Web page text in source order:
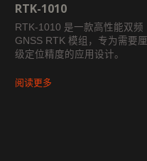
RTK-1010
RTK-1010 是一款高性能双频
GNSS RTK 模组，专为需要
级定位精度的应用设计。
阅读更多